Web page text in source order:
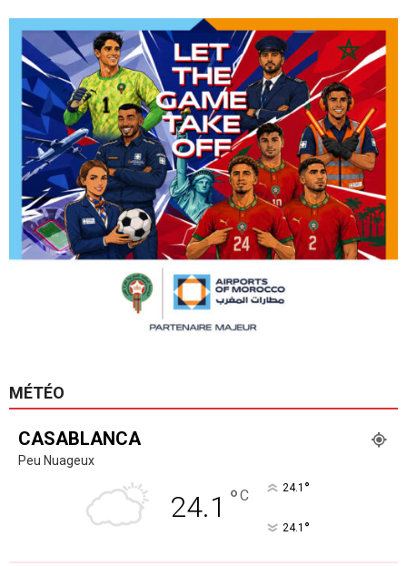
MÉTÉO
CASABLANCA
Peu Nuageux
24.1 °C 24.1 °
24.1 °